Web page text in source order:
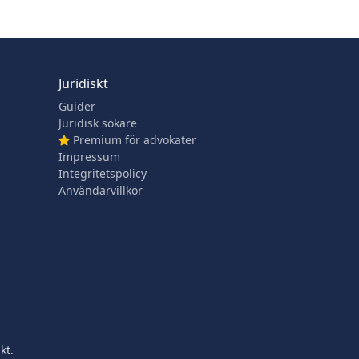
Juridiskt
Guider
Juridisk sökare
Premium för advokater
Impressum
Integritetspolicy
Användarvillkor